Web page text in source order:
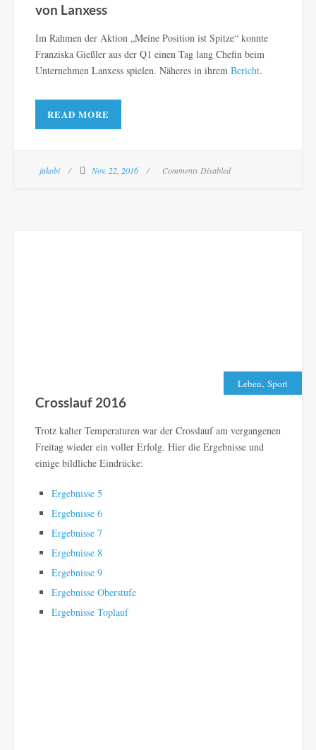
von Lanxess
Im Rahmen der Aktion „Meine Position ist Spitze“ konnte
Franziska Gießler aus der Q1 einen Tag lang Chefin beim
Unternehmen Lanxess spielen. Näheres in ihrem Bericht.
READ MORE
jakobi Nov. 22, 2016 Comments Disabled
Leben, Sport
Crosslauf 2016
Trotz kalter Temperaturen war der Crosslauf am vergangenen
Freitag wieder ein voller Erfolg. Hier die Ergebnisse und
einige bildliche Eindrücke:
Ergebnisse 5
Ergebnisse 6
Ergebnisse 7
Ergebnisse 8
Ergebnisse 9
Ergebnisse Oberstufe
Ergebnisse Toplauf